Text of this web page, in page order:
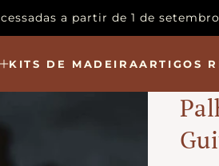
a partir de 1 de
KITS DE MADEIRAARTIGOS